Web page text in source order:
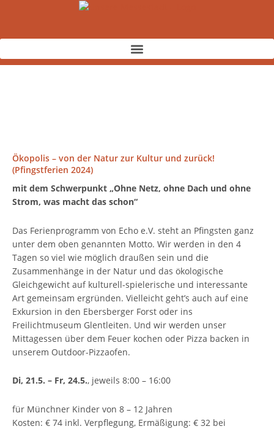
Ökopolis – von der Natur zur Kultur und zurück!
(Pfingstferien 2024)
mit dem Schwerpunkt „Ohne Netz, ohne Dach und ohne
Strom, was macht das schon“
Das Ferienprogramm von Echo e.V. steht an Pfingsten ganz
unter dem oben genannten Motto. Wir werden in den 4
Tagen so viel wie möglich draußen sein und die
Zusammenhänge in der Natur und das ökologische
Gleichgewicht auf kulturell-spielerische und interessante
Art gemeinsam ergründen. Vielleicht geht’s auch auf eine
Exkursion in den Ebersberger Forst oder ins
Freilichtmuseum Glentleiten. Und wir werden unser
Mittagessen über dem Feuer kochen oder Pizza backen in
unserem Outdoor-Pizzaofen.
Di, 21.5. – Fr, 24.5., jeweils 8:00 – 16:00
für Münchner Kinder von 8 – 12 Jahren
Kosten: € 74 inkl. Verpflegung, Ermäßigung: € 32 bei